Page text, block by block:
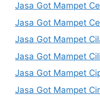
Jasa Got Mampet
Jasa Got Mampet
Jasa Got Mampet
Jasa Got Mampet
Jasa Got Mampet
Jasa Got Mampet